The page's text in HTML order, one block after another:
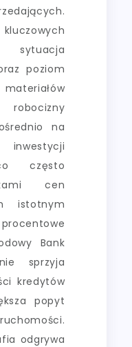
sytuacja
poziom
robocizny
na
często
cen
istotnym
Bank
sprzyja
kredytów
popyt
odgrywa